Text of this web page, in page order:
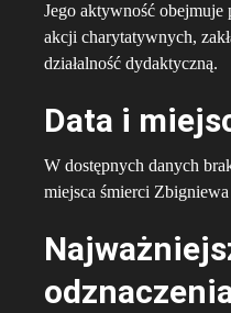
Jego aktywność obejmuje
akcji charytatywnych,
działalność dydaktyczną.
Data i
W dostępnych danych
miejsca śmierci Zbigniewa